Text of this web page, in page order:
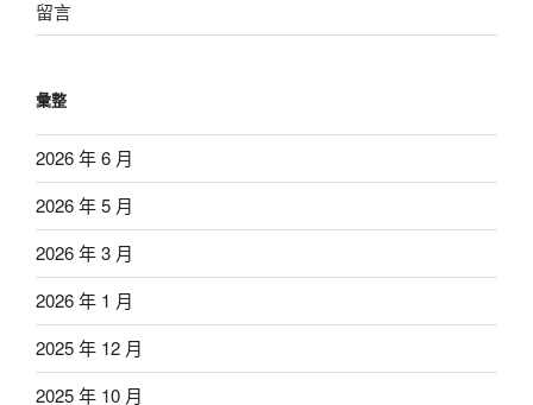
留言
彙整
2026 年 6 月
2026 年 5 月
2026 年 3 月
2026 年 1 月
2025 年 12 月
2025 年 10 月